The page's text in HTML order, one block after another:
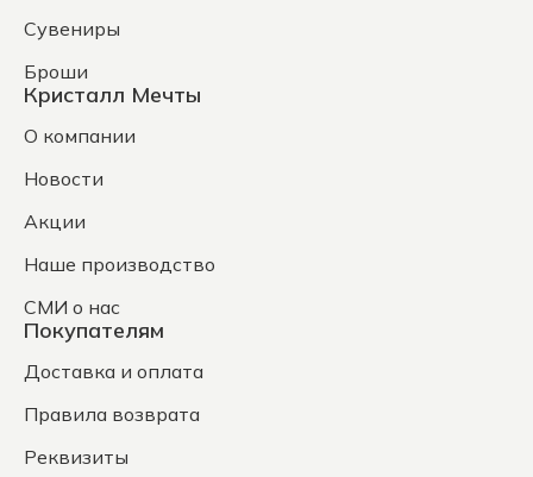
Сувениры
Броши
Кристалл Мечты
О компании
Новости
Акции
Наше производство
СМИ о нас
Покупателям
Доставка и оплата
Правила возврата
Реквизиты